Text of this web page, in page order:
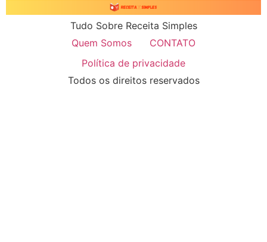
Tudo Sobre Receita Simples
Quem Somos
CONTATO
Política de privacidade
Todos os direitos reservados